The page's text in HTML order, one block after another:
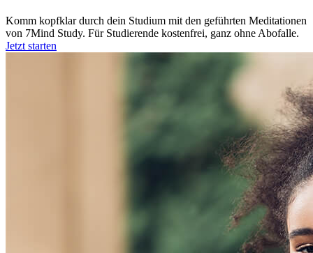
Komm kopfklar durch dein Studium mit den geführten Meditationen
von 7Mind Study. Für Studierende kostenfrei, ganz ohne Abofalle.
Jetzt starten